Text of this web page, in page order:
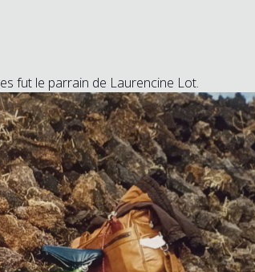
fut le parrain de Laurencine Lot.